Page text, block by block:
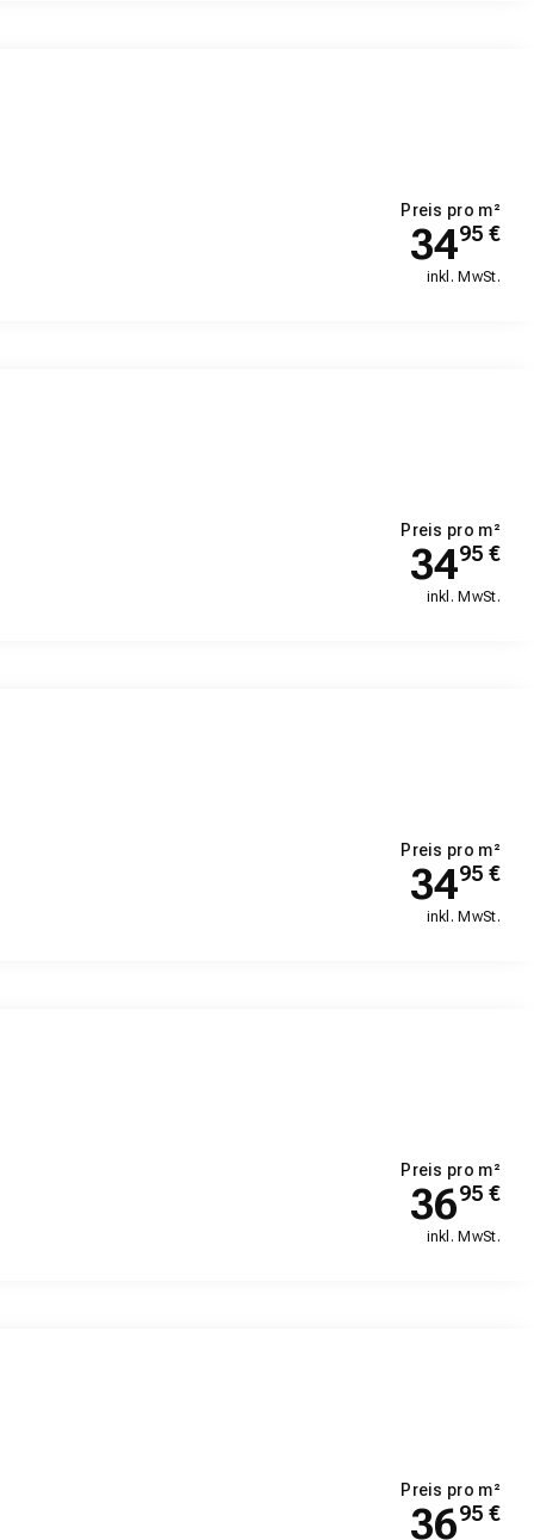
Preis pro m²
3495 €
inkl. MwSt.
Preis pro m²
3495 €
inkl. MwSt.
Preis pro m²
3495 €
inkl. MwSt.
Preis pro m²
3695 €
inkl. MwSt.
Preis pro m²
3695 €